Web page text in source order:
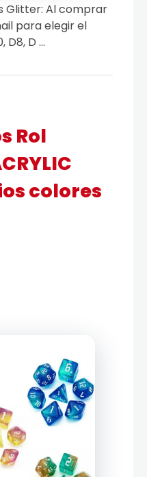
Rol
colores
Glitter: Al comprar
para elegir el
D8, D ...